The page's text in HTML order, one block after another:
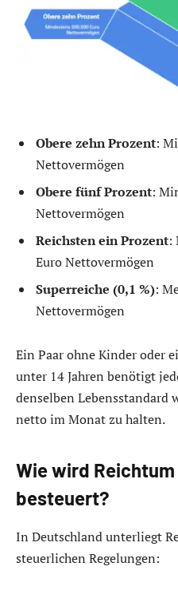
Obere zehn Prozent:
Nettovermögen
Obere fünf Prozent:
Nettovermögen
Reichsten ein Prozent:
Euro Nettovermögen
Superreiche (0,1 %):
Nettovermögen
Ein Paar ohne Kinder oder
unter 14 Jahren benötigt
denselben Lebensstandard
netto im Monat zu halten.
Wie wird
besteuert?
In Deutschland unterliegt
steuerlichen Regelungen: